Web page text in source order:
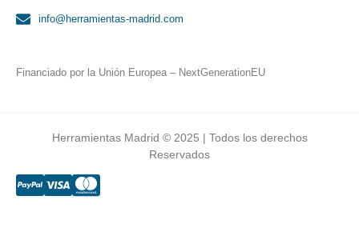
info@herramientas-madrid.com
Financiado por la Unión Europea – NextGenerationEU
Herramientas Madrid © 2025 | Todos los derechos
Reservados